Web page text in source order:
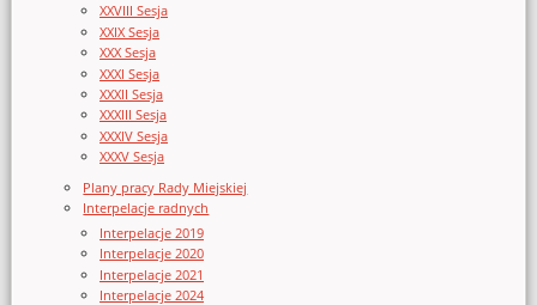
XXVIII Sesja
XXIX Sesja
XXX Sesja
XXXI Sesja
XXXII Sesja
XXXIII Sesja
XXXIV Sesja
XXXV Sesja
Plany pracy Rady Miejskiej
Interpelacje radnych
Interpelacje 2019
Interpelacje 2020
Interpelacje 2021
Interpelacje 2024